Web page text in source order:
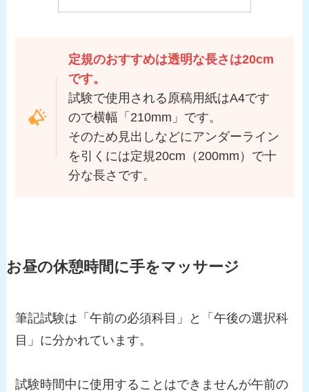
定規のおすすめは透明な長さは20cm
です。
試験で使用される原稿用紙はA4です
ので横幅「210mm」です。
そのため見出しなどにアンダーライン
を引くには定規20cm（200mm）で十
分な長さです。
お昼の休憩時間に手をマッサージ
筆記試験は「午前の必須科目」と「午後の選択科
目」に分かれています。
試験時間中に使用することはできませんが午前の